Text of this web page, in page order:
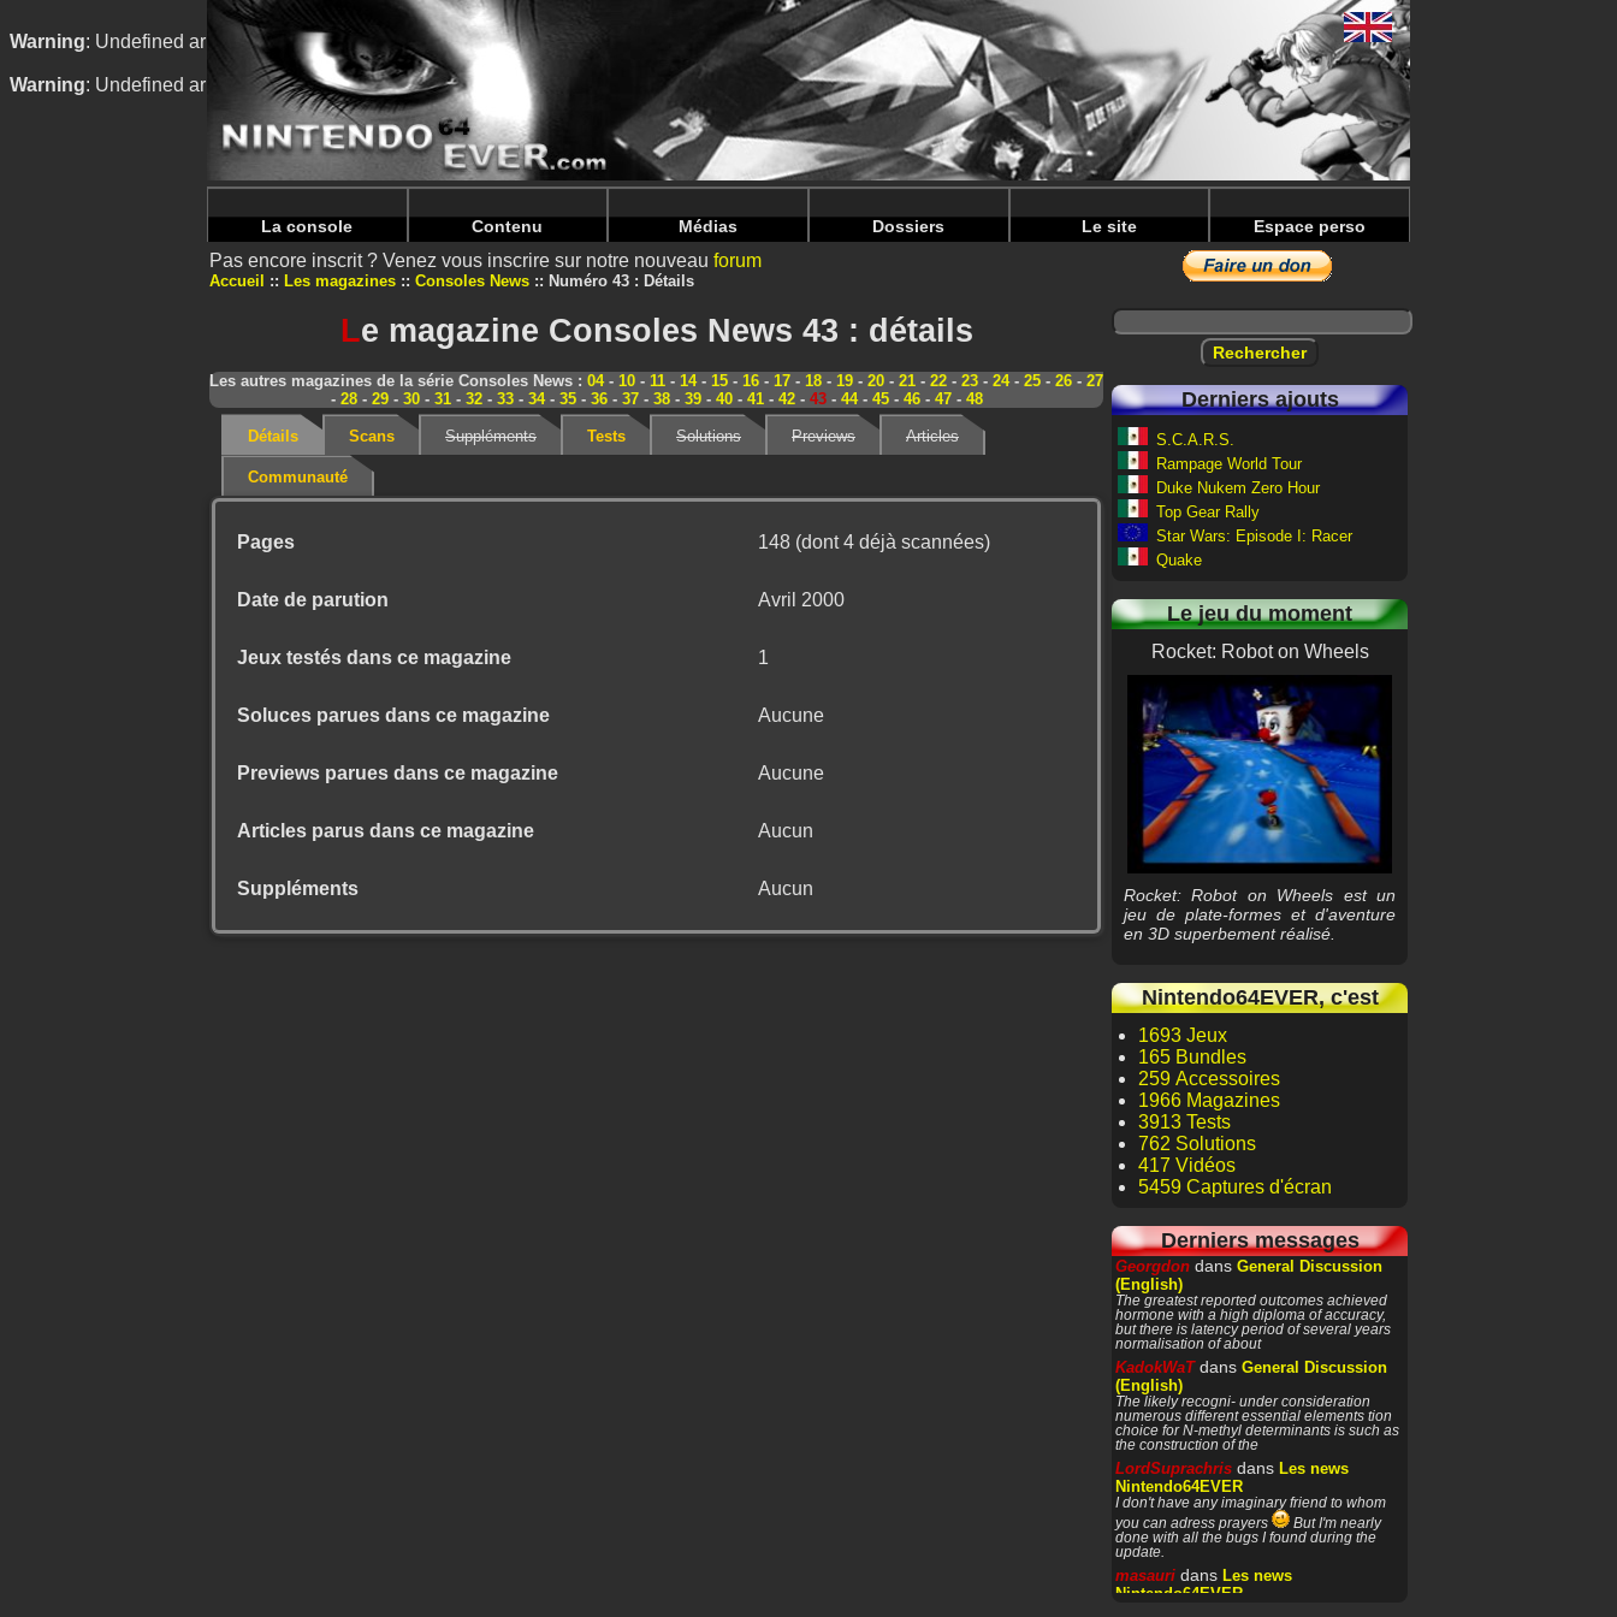
Warning: Undefined array key "HTTP_REFERER" in/home/nintendoju/www/Magazine-Details.phpon line
Warning: Undefined array key "HTTP_REFERER" in/home/nintendoju/www/Magazine-Details.phpon line74
La console Contenu Médias Dossiers Le site Espace perso
Pas encore inscrit ? Venez vous inscrire sur notre nouveau forum
Accueil Les magazines Consoles News Numéro 43 : Détails
Le magazine Consoles News 43 : détails
Les autres magazines de la série Consoles News : 04- 10 - 11 - 14- 15 - 16 - 17 - 18 - 19 - 20 - 21 - 22 - 23 - 24- 25 - 26 - 27
- 28- 29- 30- 31- 32- 33- 34- 35- 36- 37- 38- 39- 40- 41- 42- 43- 44- 45- 46- 47- 48
Détails Scans Suppléments Tests Solutions Previews Articles
Communauté
Pages 148 (dont 4 déjà scannées)
Date de parution Avril 2000
Jeux testés dans ce magazine 1
Soluces parues dans ce magazine Aucune
Previews parues dans ce magazine Aucune
Articles parus dans ce magazine Aucun
Suppléments Aucun
Derniers ajouts
S.C.A.R.S.
Rampage World Tour
Duke Nukem Zero Hour
Top Gear Rally
Star Wars: Episode I: Racer
Quake
Le jeu du moment
Rocket: Robot on Wheels
Rocket: Robot on Wheels est un
jeu de plate-formes et d'aventure
en 3D superbement réalisé.
Nintendo64EVER, c'est
1693 Jeux
165 Bundles
259 Accessoires
1966 Magazines
3913 Tests
762 Solutions
417 Vidéos
5459 Captures d'écran
Derniers messages
Georgdon dans General Discussion
(English)
The greatest reported outcomes achieved
hormone with a high diploma of accuracy,
but there is latency period of several years
normalisation of about
KadokWaTdans General Discussion
(English)
The likely recogni- under consideration
numerous different essential elements tion
choice for N-methyl determinants is such as
the construction of the
LordSuprachris dans Les news
Nintendo64EVER
I don't have any imaginary friend to whom
you can adress prayers
But I'm nearly
done with all the bugs I found during the
update.
masauri dans Les news
Nintendo64EVER